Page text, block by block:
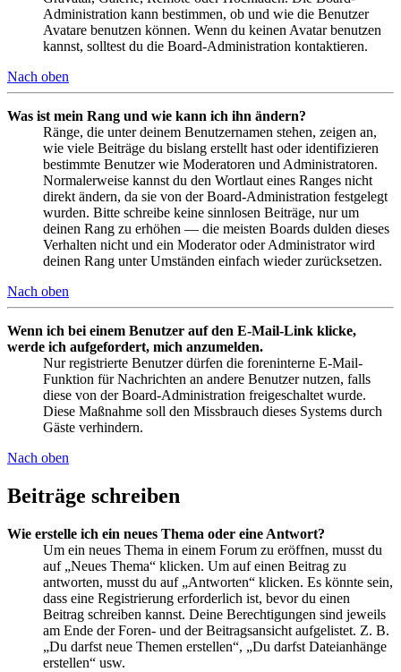
Administration kann bestimmen, ob und wie die Benutzer
Avatare benutzen können. Wenn du keinen Avatar benutzen
kannst, solltest du die Board-Administration kontaktieren.
Nach oben
Was ist mein Rang und wie kann ich ihn ändern?
Ränge, die unter deinem Benutzernamen stehen, zeigen an,
wie viele Beiträge du bislang erstellt hast oder identifizieren
bestimmte Benutzer wie Moderatoren und Administratoren.
Normalerweise kannst du den Wortlaut eines Ranges nicht
direkt ändern, da sie von der Board-Administration festgelegt
wurden. Bitte schreibe keine sinnlosen Beiträge, nur um
deinen Rang zu erhöhen — die meisten Boards dulden dieses
Verhalten nicht und ein Moderator oder Administrator wird
deinen Rang unter Umständen einfach wieder zurücksetzen.
Nach oben
Wenn ich bei einem Benutzer auf den E-Mail-Link klicke,
werde ich aufgefordert, mich anzumelden.
Nur registrierte Benutzer dürfen die foreninterne E-Mail-
Funktion für Nachrichten an andere Benutzer nutzen, falls
diese von der Board-Administration freigeschaltet wurde.
Diese Maßnahme soll den Missbrauch dieses Systems durch
Gäste verhindern.
Nach oben
Beiträge schreiben
Wie erstelle ich ein neues Thema oder eine Antwort?
Um ein neues Thema in einem Forum zu eröffnen, musst du
auf „Neues Thema“ klicken. Um auf einen Beitrag zu
antworten, musst du auf „Antworten“ klicken. Es könnte sein,
dass eine Registrierung erforderlich ist, bevor du einen
Beitrag schreiben kannst. Deine Berechtigungen sind jeweils
am Ende der Foren- und der Beitragsansicht aufgelistet. Z. B.
„Du darfst neue Themen erstellen“, „Du darfst Dateianhänge
erstellen“ usw.